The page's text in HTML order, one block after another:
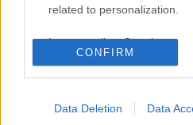
related to personalization.
I want to allow Google to
related to security, including
functionality and fraud
CONFIRM
Data Deletion Data